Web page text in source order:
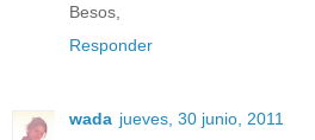
Besos,
Responder
wada jueves, 30 junio, 2011